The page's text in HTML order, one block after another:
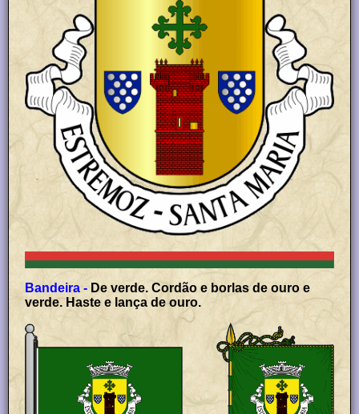
Bandeira - De verde. Cordão e borlas de ouro e
verde. Haste e lança de ouro.